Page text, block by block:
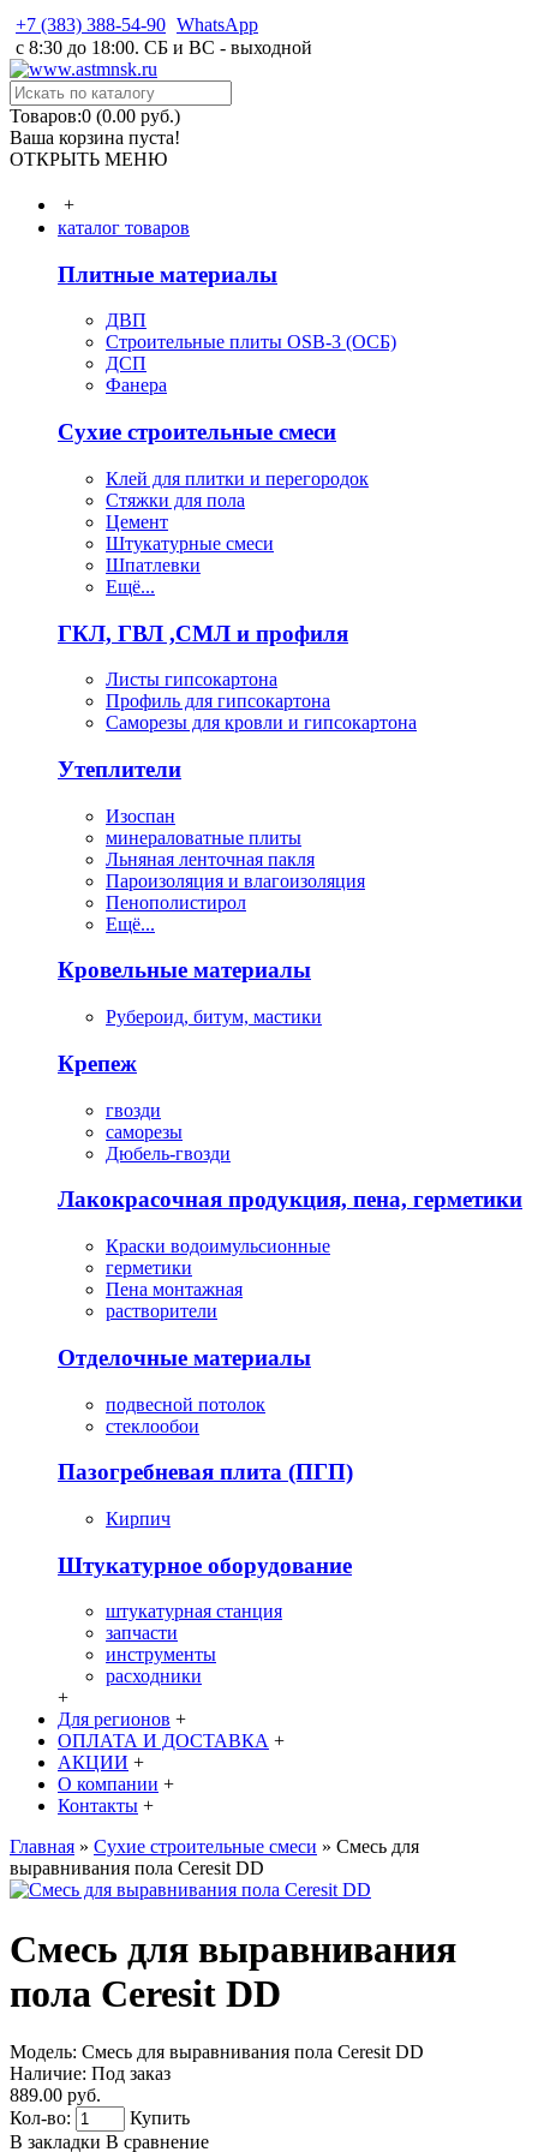
+7 (383) 388-54-90 WhatsApp
с 8:30 до 18:00. СБ и ВС - выходной
Товаров:0 (0.00 руб.)
Ваша корзина пуста!
ОТКРЫТЬ МЕНЮ
+
каталог товаров
Плитные материалы
ДВП
Строительные плиты OSB-3 (ОСБ)
ДСП
Фанера
Сухие строительные смеси
Клей для плитки и перегородок
Стяжки для пола
Цемент
Штукатурные смеси
Шпатлевки
Ещё...
ГКЛ, ГВЛ ,СМЛ и профиля
Листы гипсокартона
Профиль для гипсокартона
Саморезы для кровли и гипсокартона
Утеплители
Изоспан
минераловатные плиты
Льняная ленточная пакля
Пароизоляция и влагоизоляция
Пенополистирол
Ещё...
Кровельные материалы
Рубероид, битум, мастики
Крепеж
гвозди
саморезы
Дюбель-гвозди
Лакокрасочная продукция, пена, герметики
Краски водоимульсионные
герметики
Пена монтажная
растворители
Отделочные материалы
подвесной потолок
стеклообои
Пазогребневая плита (ПГП)
Кирпич
Штукатурное оборудование
штукатурная станция
запчасти
инструменты
расходники
+
Для регионов +
ОПЛАТА И ДОСТАВКА +
АКЦИИ +
О компании +
Контакты +
Главная » Сухие строительные смеси » Смесь для
выравнивания пола Ceresit DD
Смесь для выравнивания
пола Ceresit DD
Модель: Смесь для выравнивания пола Ceresit DD
Наличие: Под заказ
889.00 руб.
Кол-во:
Купить
В закладки В сравнение